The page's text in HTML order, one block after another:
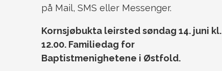
på Mail, SMS eller Messenger.
Kornsjøbukta leirsted søndag 14. juni kl.
12.00. Familiedag for
Baptistmenighetene i Østfold.